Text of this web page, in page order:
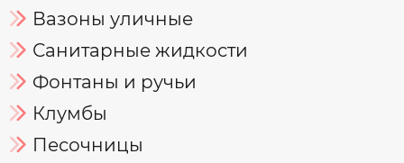
Вазоны уличные
Санитарные жидкости
Фонтаны и ручьи
Клумбы
Песочницы